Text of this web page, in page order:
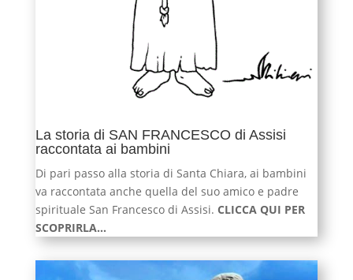
La storia di SAN FRANCESCO di Assisi
raccontata ai bambini
Di pari passo alla storia di Santa Chiara, ai bambini
va raccontata anche quella del suo amico e padre
spirituale San Francesco di Assisi. CLICCA QUI PER
SCOPRIRLA…